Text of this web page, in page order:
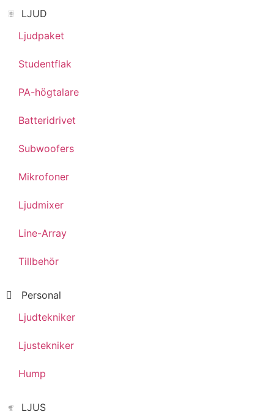
LJUD
Ljudpaket
Studentflak
PA-högtalare
Batteridrivet
Subwoofers
Mikrofoner
Ljudmixer
Line-Array
Tillbehör
Personal
Ljudtekniker
Ljustekniker
Hump
LJUS